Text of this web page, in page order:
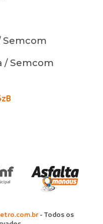
Semcom
/ Semcom
- Todos os